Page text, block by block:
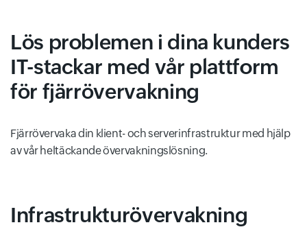
Lös problemen i dina kunders
IT-stackar med vår plattform
för fjärrövervakning
Fjärrövervaka din klient- och serverinfrastruktur med hjälp
av vår heltäckande övervakningslösning.
Infrastrukturövervakning